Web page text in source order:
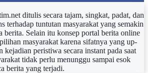
ditulis secara tajam, singkat, padat, dan
terhadap tuntutan masyarakat yang semakin
berita. Selain itu konsep portal berita online
masyarakat karena sifatnya yang up-
kejadian peristiwa secara instant pada saat
tidak perlu menunggu sampai esok
berita yang terjadi.